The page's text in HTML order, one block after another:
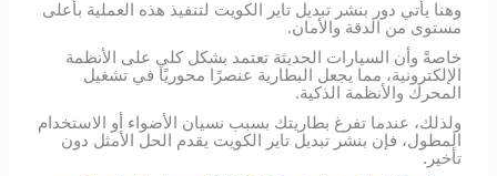
وهنا يأتي دور بنشر تبديل تاير الكويت لتنفيذ هذه العملية بأعلى
مستوى من الدقة والأمان.
خاصةً وأن السيارات الحديثة تعتمد بشكل كلي على الأنظمة
الإلكترونية، مما يجعل البطارية عنصرًا محوريًا في تشغيل
المحرك والأنظمة الذكية.
ولذلك، عندما تفرغ بطاريتك بسبب نسيان الأضواء أو الاستخدام
المطول، فإن بنشر تبديل تاير الكويت يقدم الحل الأمثل دون
تأخير.